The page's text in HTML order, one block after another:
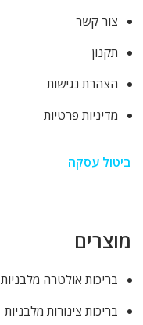
צור קשר
תקנון
הצהרת נגישות
מדיניות פרטיות
ביטול עסקה
מוצרים
בריכות אולטרה מלבניות
בריכות צינורות מלבניות